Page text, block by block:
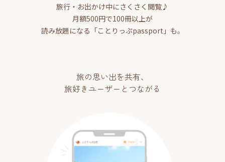
旅行・お出かけ中にさくさく閲覧♪
月額500円で100冊以上が
読み放題になる「ことりっぷpassport」も。
旅の思い出を共有、
旅好きユーザーとつながる